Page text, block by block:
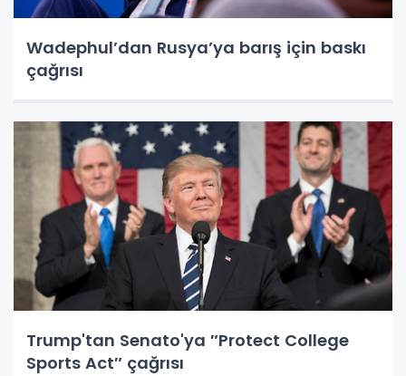
Wadephul’dan Rusya’ya barış için baskı
çağrısı
Trump'tan Senato'ya ″Protect College
Sports Act″ çağrısı